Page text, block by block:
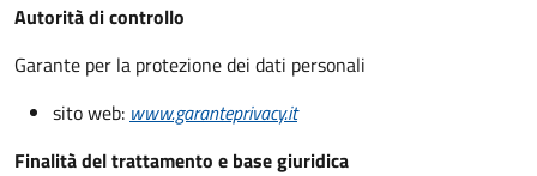
Autorità di controllo
Garante per la protezione dei dati personali
sito web: www.garanteprivacy.it
Finalità del trattamento e base giuridica